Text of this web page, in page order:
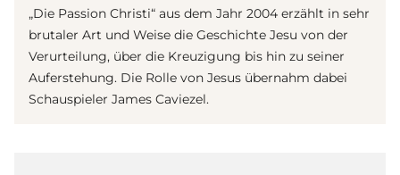
„Die Passion Christi“ aus dem Jahr 2004 erzählt in sehr
brutaler Art und Weise die Geschichte Jesu von der
Verurteilung, über die Kreuzigung bis hin zu seiner
Auferstehung. Die Rolle von Jesus übernahm dabei
Schauspieler James Caviezel.